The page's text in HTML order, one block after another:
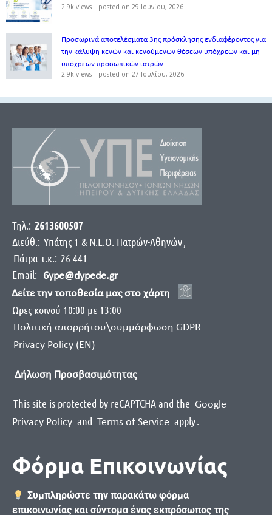
2.9k views | posted on 29 Ιουνίου, 2026
Προσωρινά αποτελέσματα 3ης πρόσκλησης ενδιαφέροντος για
την κάλυψη κενών και κενούμενων θέσεων υπόχρεων και μη
υπόχρεων προσωπικών ιατρών
2.9k views | posted on 27 Ιουλίου, 2026
Τηλ.: 2613600507
Διεύθ.: Yπάτης 1 & Ν.Ε.Ο. Πατρών-Αθηνών,
Πάτρα τ.κ.: 26 441
Email:
6ype@dypede.gr
Δείτε την τοποθεσία μας στο χάρτη
Ωρες κοινού 10:00 με 13:00
Πολιτική απορρήτου\συμμόρφωση GDPR
Privacy Policy (EN)
Δήλωση Προσβασιμότητας
This site is protected by reCAPTCHA and the Google
Privacy Policy and Terms of Service apply.
Φόρμα Επικοινωνίας
Συμπληρώστε την παρακάτω φόρμα
επικοινωνίας και σύντομα ένας εκπρόσωπος της